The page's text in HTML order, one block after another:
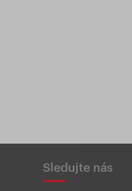
Sledujte nás